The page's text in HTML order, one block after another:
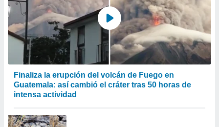
Finaliza la erupción del volcán de Fuego en
Guatemala: así cambió el cráter tras 50 horas de
intensa actividad